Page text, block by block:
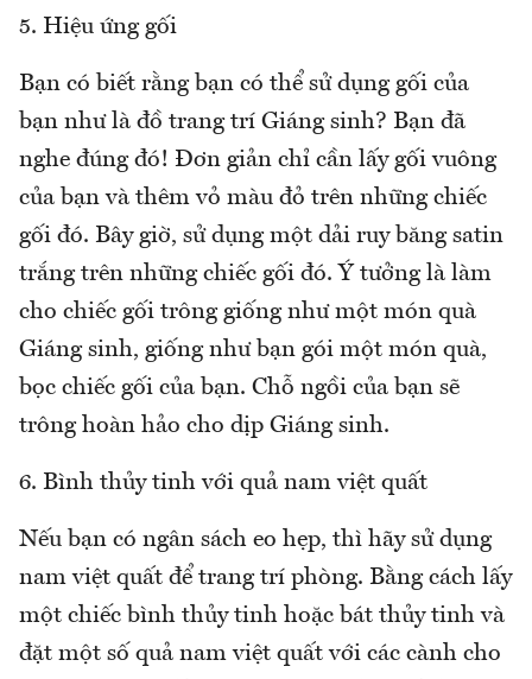
5. Hiệu ứng gối
Bạn có biết rằng bạn có thể sử dụng gối của
bạn như là đồ trang trí Giáng sinh? Bạn đã
nghe đúng đó! Đơn giản chỉ cần lấy gối vuông
của bạn và thêm vỏ màu đỏ trên những chiếc
gối đó. Bây giờ, sử dụng một dải ruy băng satin
trắng trên những chiếc gối đó. Ý tưởng là làm
cho chiếc gối trông giống như một món quà
Giáng sinh, giống như bạn gói một món quà,
bọc chiếc gối của bạn. Chỗ ngồi của bạn sẽ
trông hoàn hảo cho dịp Giáng sinh.
6. Bình thủy tinh với quả nam việt quất
Nếu bạn có ngân sách eo hẹp, thì hãy sử dụng
nam việt quất để trang trí phòng. Bằng cách lấy
một chiếc bình thủy tinh hoặc bát thủy tinh và
đặt một số quả nam việt quất với các cành cho